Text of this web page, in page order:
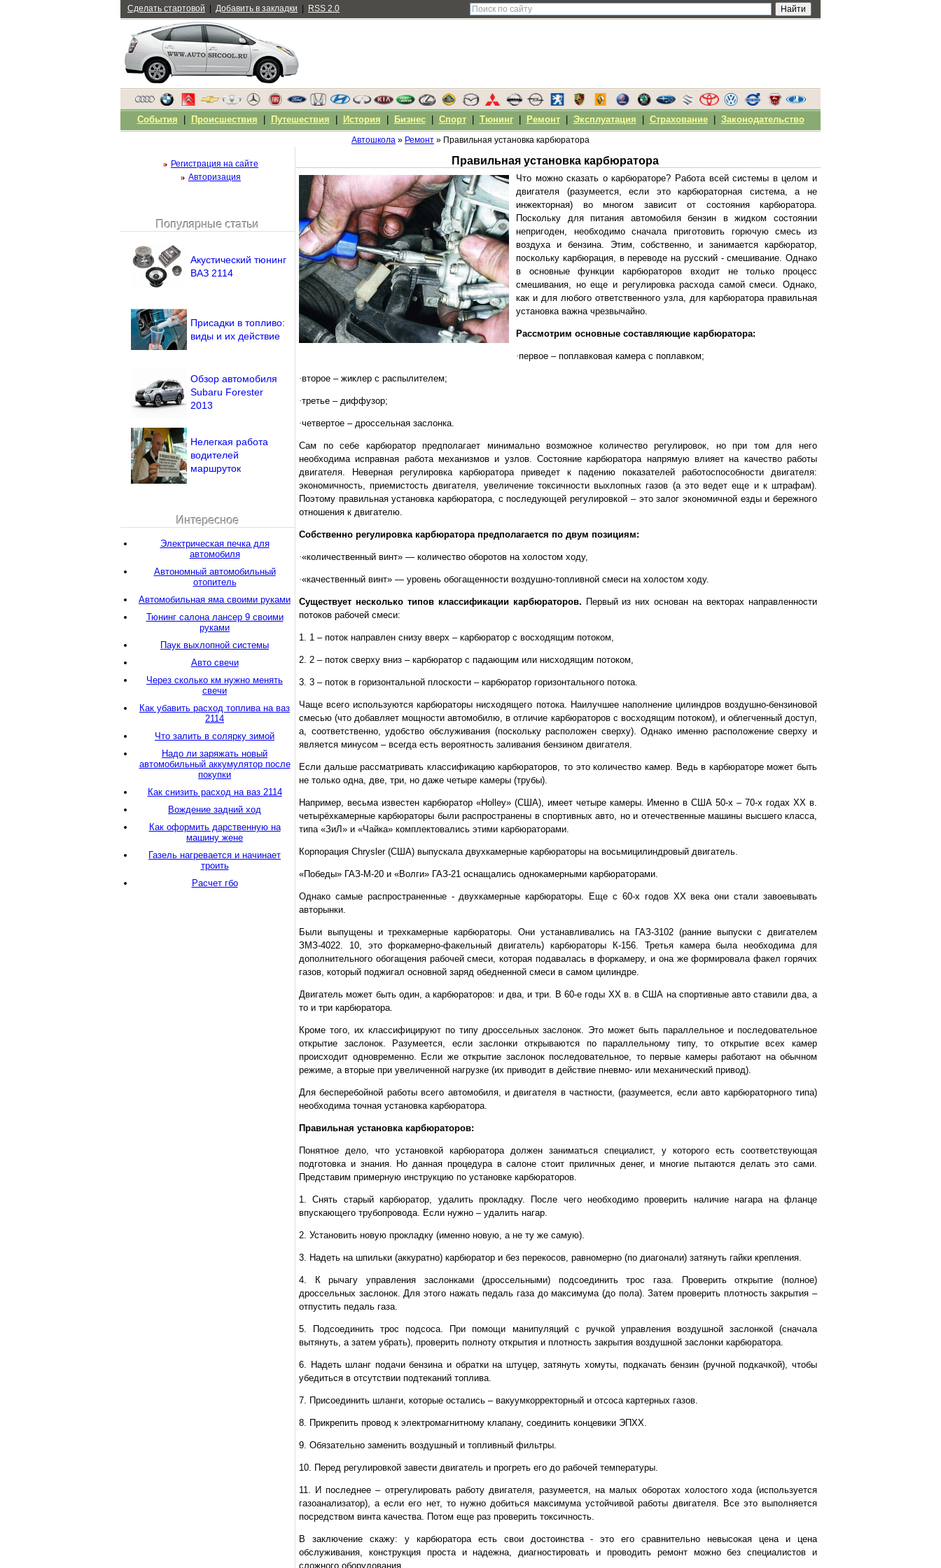
Автошкола » Ремонт » Правильная установка карбюратора
Правильная установка карбюратора
Что можно сказать о карбюраторе? Работа всей системы в целом и
двигателя (разумеется, если это карбюраторная система, а не
инжекторная) во многом зависит от состояния карбюратора.
Поскольку для питания автомобиля бензин в жидком состоянии
непригоден, необходимо сначала приготовить горючую смесь из
воздуха и бензина. Этим, собственно, и занимается карбюратор,
поскольку карбюрация, в переводе на русский - смешивание. Однако
в основные функции карбюраторов входит не только процесс
смешивания, но еще и регулировка расхода самой смеси. Однако,
как и для любого ответственного узла, для карбюратора правильная
установка важна чрезвычайно.
Рассмотрим основные составляющие карбюратора:
·первое – поплавковая камера с поплавком;
·второе – жиклер с распылителем;
·третье – диффузор;
·четвертое – дроссельная заслонка.
Сам по себе карбюратор предполагает минимально возможное количество регулировок, но при том для него
необходима исправная работа механизмов и узлов. Состояние карбюратора напрямую влияет на качество работы
двигателя. Неверная регулировка карбюратора приведет к падению показателей работоспособности двигателя:
экономичность, приемистость двигателя, увеличение токсичности выхлопных газов (а это ведет еще и к штрафам).
Поэтому правильная установка карбюратора, с последующей регулировкой – это залог экономичной езды и бережного
отношения к двигателю.
Собственно регулировка карбюратора предполагается по двум позициям:
·«количественный винт» — количество оборотов на холостом ходу,
·«качественный винт» — уровень обогащенности воздушно-топливной смеси на холостом ходу.
Существует несколько типов классификации карбюраторов. Первый из них основан на векторах направленности
потоков рабочей смеси:
1. 1 – поток направлен снизу вверх – карбюратор с восходящим потоком,
2. 2 – поток сверху вниз – карбюратор с падающим или нисходящим потоком,
3. 3 – поток в горизонтальной плоскости – карбюратор горизонтального потока.
Чаще всего используются карбюраторы нисходящего потока. Наилучшее наполнение цилиндров воздушно-бензиновой
смесью (что добавляет мощности автомобилю, в отличие карбюраторов с восходящим потоком), и облегченный доступ,
а, соответственно, удобство обслуживания (поскольку расположен сверху). Однако именно расположение сверху и
является минусом – всегда есть вероятность заливания бензином двигателя.
Если дальше рассматривать классификацию карбюраторов, то это количество камер. Ведь в карбюраторе может быть
не только одна, две, три, но даже четыре камеры (трубы).
Например, весьма известен карбюратор «Holley» (США), имеет четыре камеры. Именно в США 50-х – 70-х годах ХХ в.
четырёхкамерные карбюраторы были распространены в спортивных авто, но и отечественные машины высшего класса,
типа «ЗиЛ» и «Чайка» комплектовались этими карбюраторами.
Корпорация Chrysler (США) выпускала двухкамерные карбюраторы на восьмицилиндровый двигатель.
«Победы» ГАЗ-М-20 и «Волги» ГАЗ-21 оснащались однокамерными карбюраторами.
Однако самые распространенные - двухкамерные карбюраторы. Еще с 60-х годов ХХ века они стали завоевывать
авторынки.
Были выпущены и трехкамерные карбюраторы. Они устанавливались на ГАЗ-3102 (ранние выпуски с двигателем
ЗМЗ-4022. 10, это форкамерно-факельный двигатель) карбюраторы К-156. Третья камера была необходима для
дополнительного обогащения рабочей смеси, которая подавалась в форкамеру, и она же формировала факел горячих
газов, который поджигал основной заряд обедненной смеси в самом цилиндре.
Двигатель может быть один, а карбюраторов: и два, и три. В 60-е годы ХХ в. в США на спортивные авто ставили два, а
то и три карбюратора.
Кроме того, их классифицируют по типу дроссельных заслонок. Это может быть параллельное и последовательное
открытие заслонок. Разумеется, если заслонки открываются по параллельному типу, то открытие всех камер
происходит одновременно. Если же открытие заслонок последовательное, то первые камеры работают на обычном
режиме, а вторые при увеличенной нагрузке (их приводит в действие пневмо- или механический привод).
Для бесперебойной работы всего автомобиля, и двигателя в частности, (разумеется, если авто карбюраторного типа)
необходима точная установка карбюратора.
Правильная установка карбюраторов:
Понятное дело, что установкой карбюратора должен заниматься специалист, у которого есть соответствующая
подготовка и знания. Но данная процедура в салоне стоит приличных денег, и многие пытаются делать это сами.
Представим примерную инструкцию по установке карбюраторов.
1.Снять старый карбюратор, удалить прокладку. После чего необходимо проверить наличие нагара на фланце
впускающего трубопровода. Если нужно – удалить нагар.
2. Установить новую прокладку (именно новую, а не ту же самую).
3. Надеть на шпильки (аккуратно) карбюратор и без перекосов, равномерно (по диагонали) затянуть гайки крепления.
4.
К рычагу управления заслонками (дроссельными) подсоединить трос газа. Проверить открытие (полное)
дроссельных заслонок. Для этого нажать педаль газа до максимума (до пола). Затем проверить плотность закрытия –
отпустить педаль газа.
5.
Подсоединить трос подсоса. При помощи манипуляций с ручкой управления воздушной заслонкой (сначала
вытянуть, а затем убрать), проверить полноту открытия и плотность закрытия воздушной заслонки карбюратора.
6. Надеть шланг подачи бензина и обратки на штуцер, затянуть хомуты, подкачать бензин (ручной подкачкой), чтобы
убедиться в отсутствии подтеканий топлива.
7. Присоединить шланги, которые остались – вакуумкорректорный и отсоса картерных газов.
8. Прикрепить провод к электромагнитному клапану, соединить концевики ЭПХХ.
9. Обязательно заменить воздушный и топливный фильтры.
10. Перед регулировкой завести двигатель и прогреть его до рабочей температуры.
11. И последнее – отрегулировать работу двигателя, разумеется, на малых оборотах холостого хода (используется
газоанализатор), а если его нет, то нужно добиться максимума устойчивой работы двигателя. Все это выполняется
посредством винта качества. Потом еще раз проверить токсичность.
В заключение скажу: у карбюратора есть свои достоинства - это его сравнительно невысокая цена и цена
обслуживания, конструкция проста и надежна, диагностировать и проводить ремонт можно без специалистов и
сложного оборудования.
Регистрация на сайте
Авторизация
Напомнить пароль?
Популярные статьи
Акустический тюнинг
ВАЗ 2114
Присадки в топливо:
виды и их действие
Обзор автомобиля
Subaru Forester
2013
Нелегкая работа
водителей
маршруток
Интересное
Электрическая печка для
автомобиля
Автономный автомобильный
отопитель
Автомобильная яма своими руками
Тюнинг салона лансер 9 своими
руками
Паук выхлопной системы
Авто свечи
Через сколько км нужно менять
свечи
Как убавить расход топлива на ваз
2114
Что залить в солярку зимой
Надо ли заряжать новый
автомобильный аккумулятор после
покупки
Как снизить расход на ваз 2114
Вождение задний ход
Как оформить дарственную на
машину жене
Газель нагревается и начинает
троить
Расчет гбо
Сделать стартовой Добавить в закладки RSS 2.0
События Происшествия Путешествия История Бизнес| Спорт| Тюнинг| Ремонт| Эксплуатация Страхование| Законодательство